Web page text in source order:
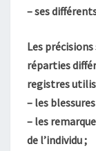
– ses
Les
réparties
registres
– les
– les
de l’individu ;